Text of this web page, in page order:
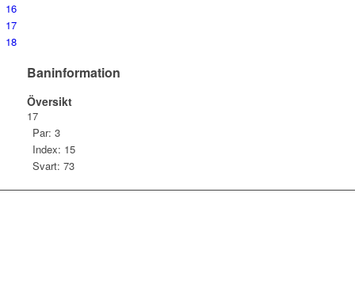
16
17
18
Baninformation
Översikt
17
Par: 3
Index: 15
Svart: 73